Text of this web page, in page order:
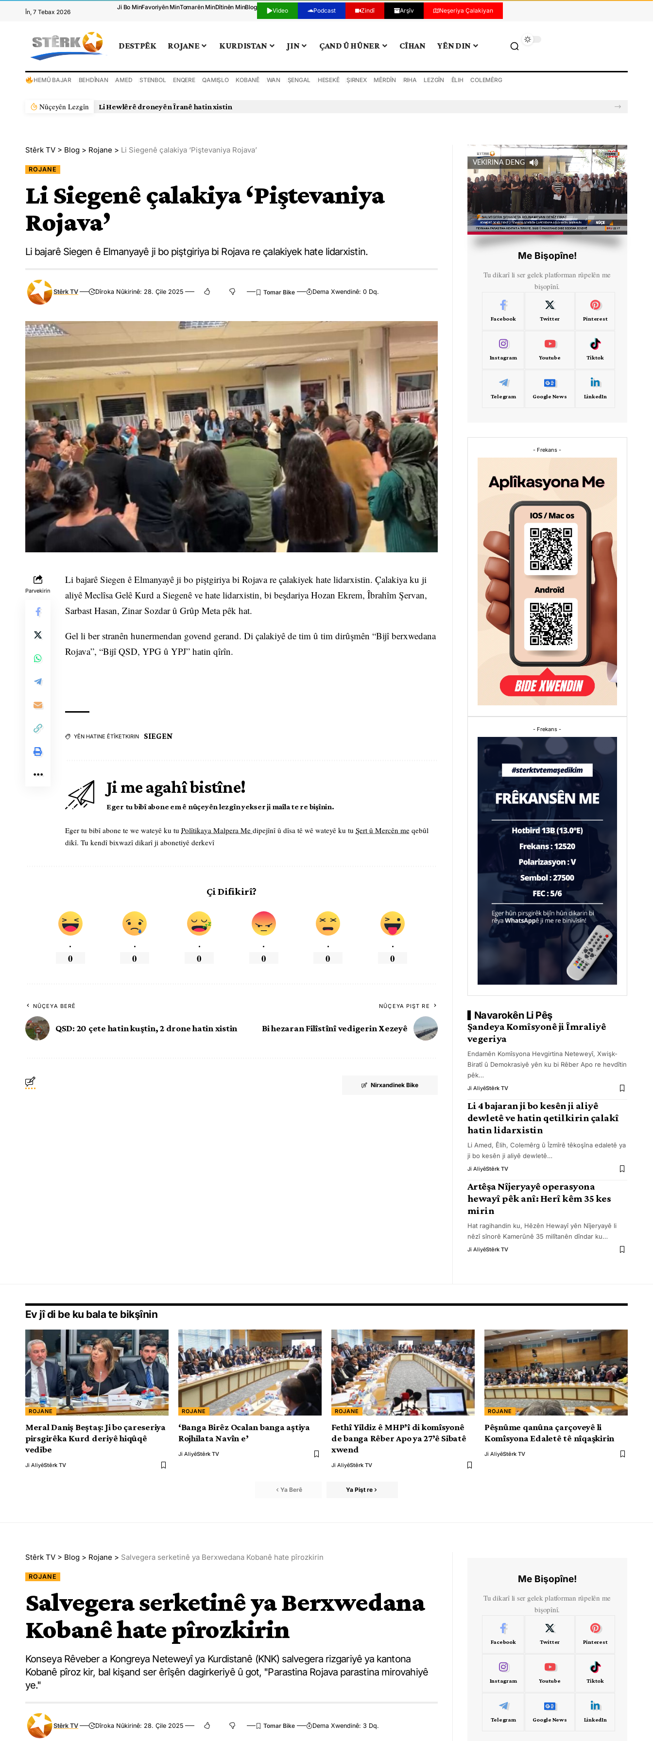
În, 7 Tebax 2026
Ji Bo MinFavoriyên MinTomarên MinDîtinên MinBlog Video Podcast Zindî Arşîv Neşeriya Çalakiyan
DESTPÊK ROJANE KURDISTAN JIN ÇAND Û HÛNER CÎHAN YÊN DIN
HEMÛ BAJAR BEHDÎNAN AMED STENBOL ENQERE QAMIŞLO KOBANÊ WAN ŞENGAL HESEKÊ ŞIRNEX MÊRDÎN RIHA LEZGÎN ÊLIH COLEMÊRG
Nûçeyên Lezgîn Li Hewlêrê droneyên Îranê hatin xistin
Stêrk TV > Blog > Rojane > Li Siegenê çalakiya ‘Piştevaniya Rojava’
ROJANE
Li Siegenê çalakiya ‘Piştevaniya
Rojava’
Li bajarê Siegen ê Elmanyayê ji bo piştgiriya bi Rojava re çalakiyek hate lidarxistin.
Stêrk TV Dîroka Nûkirinê: 28. Çile 2025 Dema Xwendinê: 0 Dq.
Parvekirin
Li bajarê Siegen ê Elmanyayê ji bo piştgiriya bi Rojava re çalakiyek hate lidarxistin. Çalakiya ku ji
aliyê Meclîsa Gelê Kurd a Siegenê ve hate lidarxistin, bi beşdariya Hozan Ekrem, Îbrahîm Şervan,
Sarbast Hasan, Zinar Sozdar û Grûp Meta pêk hat.
Gel li ber stranên hunermendan govend gerand. Di çalakiyê de tim û tim dirûşmên “Bijî berxwedana
Rojava”, “Bijî QSD, YPG û YPJ” hatin qîrîn.
YÊN HATINE ÊTÎKETKIRIN SIEGEN
Ji me agahî bistîne!
Eger tu bibî abone em ê nûçeyên lezgîn yekser ji maîla te re bişînin.
Eger tu bibî abone te we wateyê ku tu Polîtikaya Malpera Me dipejînî û dîsa tê wê wateyê ku tu Şert û Mercên me qebûl
dikî. Tu kendî bixwazî dikarî ji abonetiyê derkevî
Çi Difikirî?
.
0
.
0
.
0
.
0
.
0
.
0
NÛÇEYA BERÊ
QSD: 20 çete hatin kuştin, 2 drone hatin xistin
NÛÇEYA PIŞT RE
Bi hezaran Filîstînî vedigerin Xezeyê
Nirxandinek Bike
VEKIRINA DENG
Me Bişopîne!
Tu dikarî li ser gelek platforman rûpelên me
bişopînî.
Facebook Twitter Pinterest
Instagram Youtube Tiktok
Telegram Google News LinkedIn
- Frekans -
- Frekans -
Navarokên Li Pêş
Şandeya Komîsyonê ji Îmraliyê
vegeriya
Endamên Komîsyona Hevgirtina Neteweyî, Xwişk-
Biratî û Demokrasiyê yên ku bi Rêber Apo re hevdîtin
pêk…
Ji AliyêStêrk TV
Li 4 bajaran ji bo kesên ji aliyê
dewletê ve hatin qetilkirin çalakî
hatin lidarxistin
Li Amed, Êlih, Colemêrg û Îzmîrê têkoşîna edaletê ya
ji bo kesên ji aliyê dewletê…
Ji AliyêStêrk TV
Artêşa Nîjeryayê operasyona
hewayî pêk anî: Herî kêm 35 kes
mirin
Hat ragihandin ku, Hêzên Hewayî yên Nîjeryayê li
nêzî sînorê Kamerûnê 35 milîtanên dîndar ku…
Ji AliyêStêrk TV
Ev jî di be ku bala te bikşînin
ROJANE
Meral Daniş Beştaş: Ji bo çareseriya
pirsgirêka Kurd deriyê hiqûqê
vedibe
Ji AliyêStêrk TV
ROJANE
‘Banga Birêz Ocalan banga aştiya
Rojhilata Navîn e’
Ji AliyêStêrk TV
ROJANE
Fethî Yildiz ê MHP’î di komîsyonê
de banga Rêber Apo ya 27’ê Sibatê
xwend
Ji AliyêStêrk TV
ROJANE
Pêşnûme qanûna çarçoveyê li
Komîsyona Edaletê tê nîqaşkirin
Ji AliyêStêrk TV
Ya Berê Ya Pişt re
Stêrk TV > Blog > Rojane > Salvegera serketinê ya Berxwedana Kobanê hate pîrozkirin
ROJANE
Salvegera serketinê ya Berxwedana
Kobanê hate pîrozkirin
Konseya Rêveber a Kongreya Neteweyî ya Kurdistanê (KNK) salvegera rizgariyê ya kantona
Kobanê pîroz kir, bal kişand ser êrîşên dagirkeriyê û got, "Parastina Rojava parastina mirovahiyê
ye."
Stêrk TV Dîroka Nûkirinê: 28. Çile 2025 Dema Xwendinê: 3 Dq.
Me Bişopîne!
Tu dikarî li ser gelek platforman rûpelên me
bişopînî.
Facebook Twitter Pinterest
Instagram Youtube Tiktok
Telegram Google News LinkedIn